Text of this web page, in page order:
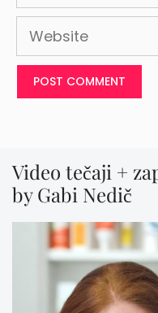
Website
Video tečaji +
by Gabi Nedič